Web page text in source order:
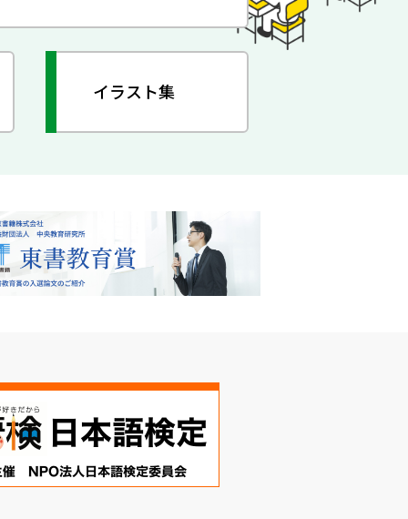
イラスト集